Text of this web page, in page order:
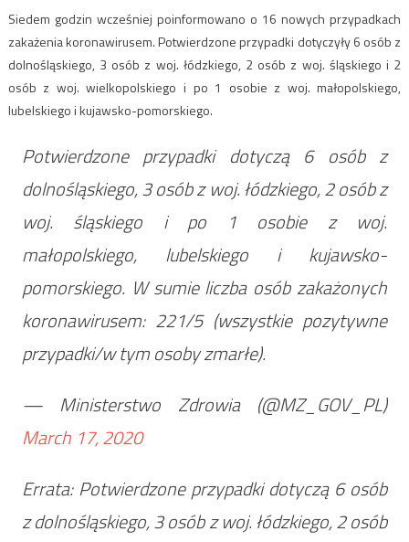
Siedem godzin wcześniej poinformowano o 16 nowych przypadkach
zakażenia koronawirusem. Potwierdzone przypadki dotyczyły 6 osób z
dolnośląskiego, 3 osób z woj. łódzkiego, 2 osób z woj. śląskiego i 2
osób z woj. wielkopolskiego i po 1 osobie z woj. małopolskiego,
lubelskiego i kujawsko-pomorskiego.
Potwierdzone przypadki dotyczą 6 osób z
dolnośląskiego, 3 osób z woj. łódzkiego, 2 osób z
woj. śląskiego i po 1 osobie z woj.
małopolskiego, lubelskiego i kujawsko-
pomorskiego. W sumie liczba osób zakażonych
koronawirusem: 221/5 (wszystkie pozytywne
przypadki/w tym osoby zmarłe).
— Ministerstwo Zdrowia (@MZ_GOV_PL)
March 17, 2020
Errata: Potwierdzone przypadki dotyczą 6 osób
z dolnośląskiego, 3 osób z woj. łódzkiego, 2 osób